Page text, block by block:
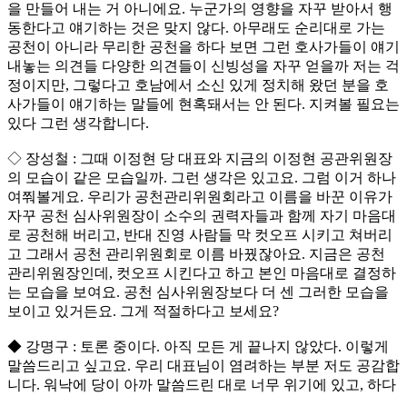
을 만들어 내는 거 아니에요. 누군가의 영향을 자꾸 받아서 행
동한다고 얘기하는 것은 맞지 않다. 아무래도 순리대로 가는
공천이 아니라 무리한 공천을 하다 보면 그런 호사가들이 얘기
내놓는 의견들 다양한 의견들이 신빙성을 자꾸 얻을까 저는 걱
정이지만, 그렇다고 호남에서 소신 있게 정치해 왔던 분을 호
사가들이 얘기하는 말들에 현혹돼서는 안 된다. 지켜볼 필요는
있다 그런 생각합니다.
◇ 장성철 : 그때 이정현 당 대표와 지금의 이정현 공관위원장
의 모습이 같은 모습일까. 그런 생각은 있고요. 그럼 이거 하나
여쭤볼게요. 우리가 공천관리위원회라고 이름을 바꾼 이유가
자꾸 공천 심사위원장이 소수의 권력자들과 함께 자기 마음대
로 공천해 버리고, 반대 진영 사람들 막 컷오프 시키고 쳐버리
고 그래서 공천 관리위원회로 이름 바꿨잖아요. 지금은 공천
관리위원장인데, 컷오프 시킨다고 하고 본인 마음대로 결정하
는 모습을 보여요. 공천 심사위원장보다 더 센 그러한 모습을
보이고 있거든요. 그게 적절하다고 보세요?
◆ 강명구 : 토론 중이다. 아직 모든 게 끝나지 않았다. 이렇게
말씀드리고 싶고요. 우리 대표님이 염려하는 부분 저도 공감합
니다. 워낙에 당이 아까 말씀드린 대로 너무 위기에 있고, 하다